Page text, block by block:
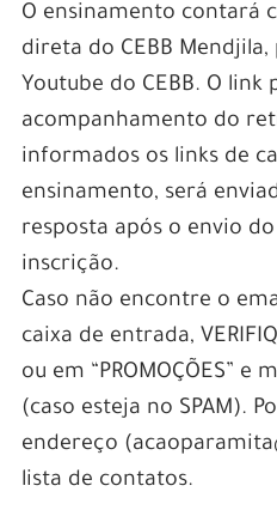
O ensinamento contará
direta do CEBB
Youtube do CEBB. O link
acompanhamento do
informados os links de
ensinamento, será
resposta após o envio
inscrição.
Caso não encontre o
caixa de entrada,
ou em “PROMOÇÕES”
(caso esteja no SPAM).
endereço
lista de contatos.